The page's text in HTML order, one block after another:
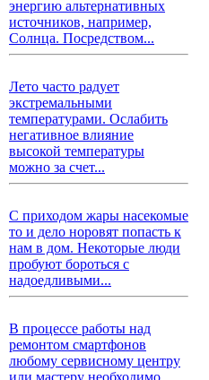
энергию альтернативных
источников, например,
Солнца. Посредством...
Лето часто радует
экстремальными
температурами. Ослабить
негативное влияние
высокой температуры
можно за счет...
С приходом жары насекомые
то и дело норовят попасть к
нам в дом. Некоторые люди
пробуют бороться с
надоедливыми...
В процессе работы над
ремонтом смартфонов
любому сервисному центру
или мастеру необходимо